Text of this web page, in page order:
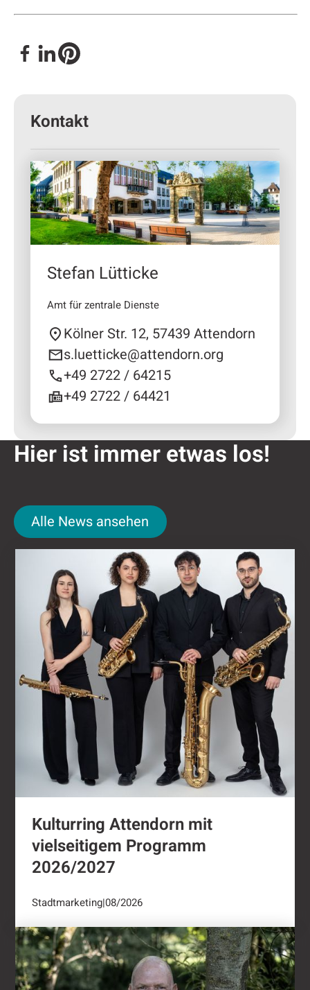
Kontakt
Stefan Lütticke
Amt für zentrale Dienste
Kölner Str. 12, 57439 Attendorn
s.luetticke@attendorn.org
+49 2722 / 64215
+49 2722 / 64421
Hier ist immer etwas los!
Alle News ansehen
Alle News ansehen
Kulturring Attendorn mit vielseitigem
Kulturring Attendorn mit
vielseitigem Programm
2026/2027
Stadtmarketing|08/2026
"Oli radelt"...nach Attendorn